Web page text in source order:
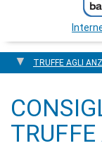
TRUFFE AGLI